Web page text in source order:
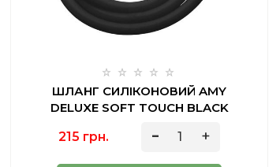
ШЛАНГ СИЛІКОНОВИЙ AMY
DELUXE SOFT TOUCH BLACK
215 грн.